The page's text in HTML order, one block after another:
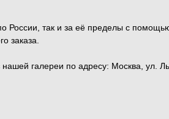
России, так и за её пределы с
заказа.
галереи по адресу: Москва, ул.